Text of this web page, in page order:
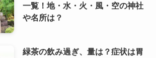
一覧！地・水・火・風・空の神社
や名所は？
緑茶の飲み過ぎ、量は？症状は胃